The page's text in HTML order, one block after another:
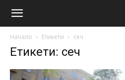
Начало Етикети сеч
Етикети: сеч